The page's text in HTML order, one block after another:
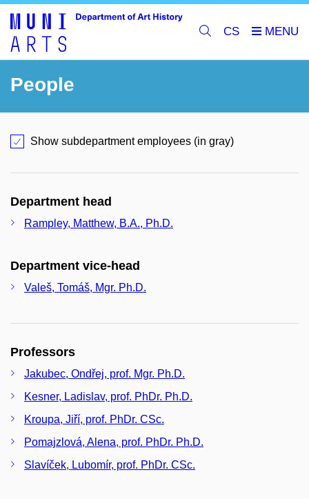
CS
People
Show subdepartment employees (in gray)
Department head
Rampley, Matthew, B.A., Ph.D.
Department vice-head
Valeš, Tomáš, Mgr. Ph.D.
Professors
Jakubec, Ondřej, prof. Mgr. Ph.D.
Kesner, Ladislav, prof. PhDr. Ph.D.
Kroupa, Jiří, prof. PhDr. CSc.
Pomajzlová, Alena, prof. PhDr. Ph.D.
Slavíček, Lubomír, prof. PhDr. CSc.